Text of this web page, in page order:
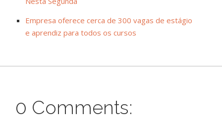
Empresa oferece cerca de 300 vagas de estágio
e aprendiz para todos os cursos
0 Comments: